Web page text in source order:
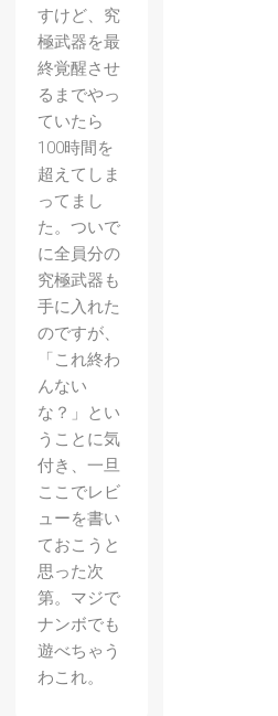
すけど、究
極武器を最
終覚醒させ
るまでやっ
ていたら
100時間を
超えてしま
ってまし
た。ついで
に全員分の
究極武器も
手に入れた
のですが、
「これ終わ
んない
な？」とい
うことに気
付き、一旦
ここでレビ
ューを書い
ておこうと
思った次
第。マジで
ナンボでも
遊べちゃう
わこれ。